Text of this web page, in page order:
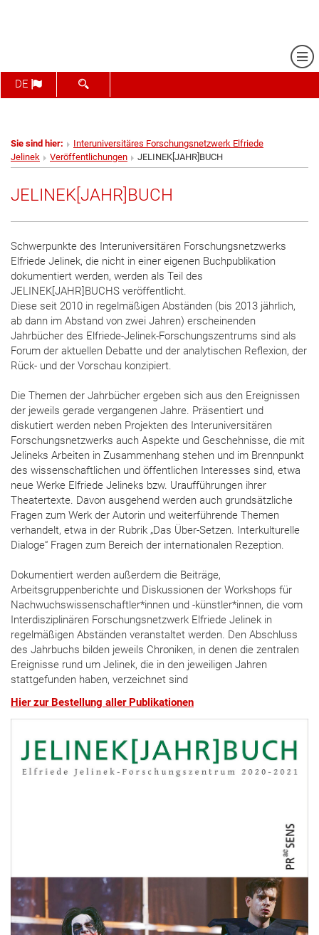
DE SUCHFORMULAR ÖFFNEN
Sie sind hier:
Interuniversitäres Forschungsnetzwerk Elfriede
Jelinek
Veröffentlichungen JELINEK[JAHR]BUCH
JELINEK[JAHR]BUCH
Schwerpunkte des Interuniversitären Forschungsnetzwerks
Elfriede Jelinek, die nicht in einer eigenen Buchpublikation
dokumentiert werden, werden als Teil des
JELINEK[JAHR]BUCHS veröffentlicht.
Diese seit 2010 in regelmäßigen Abständen (bis 2013 jährlich,
ab dann im Abstand von zwei Jahren) erscheinenden
Jahrbücher des Elfriede-Jelinek-Forschungszentrums sind als
Forum der aktuellen Debatte und der analytischen Reflexion, der
Rück- und der Vorschau konzipiert.
Die Themen der Jahrbücher ergeben sich aus den Ereignissen
der jeweils gerade vergangenen Jahre. Präsentiert und
diskutiert werden neben Projekten des Interuniversitären
Forschungsnetzwerks auch Aspekte und Geschehnisse, die mit
Jelineks Arbeiten in Zusammenhang stehen und im Brennpunkt
des wissenschaftlichen und öffentlichen Interesses sind, etwa
neue Werke Elfriede Jelineks bzw. Uraufführungen ihrer
Theatertexte. Davon ausgehend werden auch grundsätzliche
Fragen zum Werk der Autorin und weiterführende Themen
verhandelt, etwa in der Rubrik „Das Über-Setzen. Interkulturelle
Dialoge“ Fragen zum Bereich der internationalen Rezeption.
Dokumentiert werden außerdem die Beiträge,
Arbeitsgruppenberichte und Diskussionen der Workshops für
Nachwuchswissenschaftler*innen und -künstler*innen, die vom
Interdisziplinären Forschungsnetzwerk Elfriede Jelinek in
regelmäßigen Abständen veranstaltet werden. Den Abschluss
des Jahrbuchs bilden jeweils Chroniken, in denen die zentralen
Ereignisse rund um Jelinek, die in den jeweiligen Jahren
stattgefunden haben, verzeichnet sind
Hier zur Bestellung aller Publikationen